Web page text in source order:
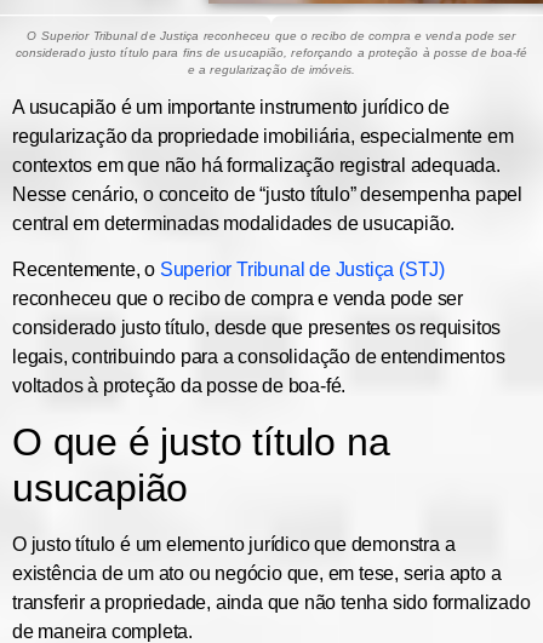
O Superior Tribunal de Justiça reconheceu que o recibo de compra e venda pode ser
considerado justo título para fins de usucapião, reforçando a proteção à posse de boa-fé
e a regularização de imóveis.
A usucapião é um importante instrumento jurídico de
regularização da propriedade imobiliária, especialmente em
contextos em que não há formalização registral adequada.
Nesse cenário, o conceito de “justo título” desempenha papel
central em determinadas modalidades de usucapião.
Recentemente, o Superior Tribunal de Justiça (STJ)
reconheceu que o recibo de compra e venda pode ser
considerado justo título, desde que presentes os requisitos
legais, contribuindo para a consolidação de entendimentos
voltados à proteção da posse de boa-fé.
O que é justo título na
usucapião
O justo título é um elemento jurídico que demonstra a
existência de um ato ou negócio que, em tese, seria apto a
transferir a propriedade, ainda que não tenha sido formalizado
de maneira completa.